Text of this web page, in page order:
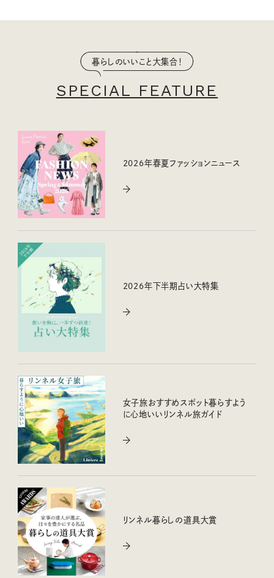
暮らしのいいこと大集合！
SPECIAL FEATURE
2026年春夏ファッションニュース
2026年下半期占い大特集
女子旅おすすめスポット暮らすよう
に心地いいリンネル旅ガイド
リンネル暮らしの道具大賞